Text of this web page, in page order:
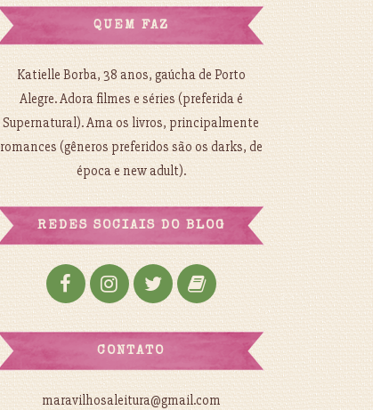
QUEM FAZ
Katielle Borba, 38 anos, gaúcha de Porto
Alegre. Adora filmes e séries (preferida é
Supernatural). Ama os livros, principalmente
romances (gêneros preferidos são os darks, de
época e new adult).
REDES SOCIAIS DO BLOG
CONTATO
maravilhosaleitura@gmail.com